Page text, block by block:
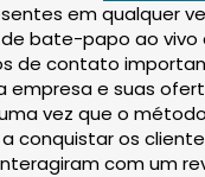
em qualquer
bate-papo ao
de contato
empresa e suas
vez que o
os
com um